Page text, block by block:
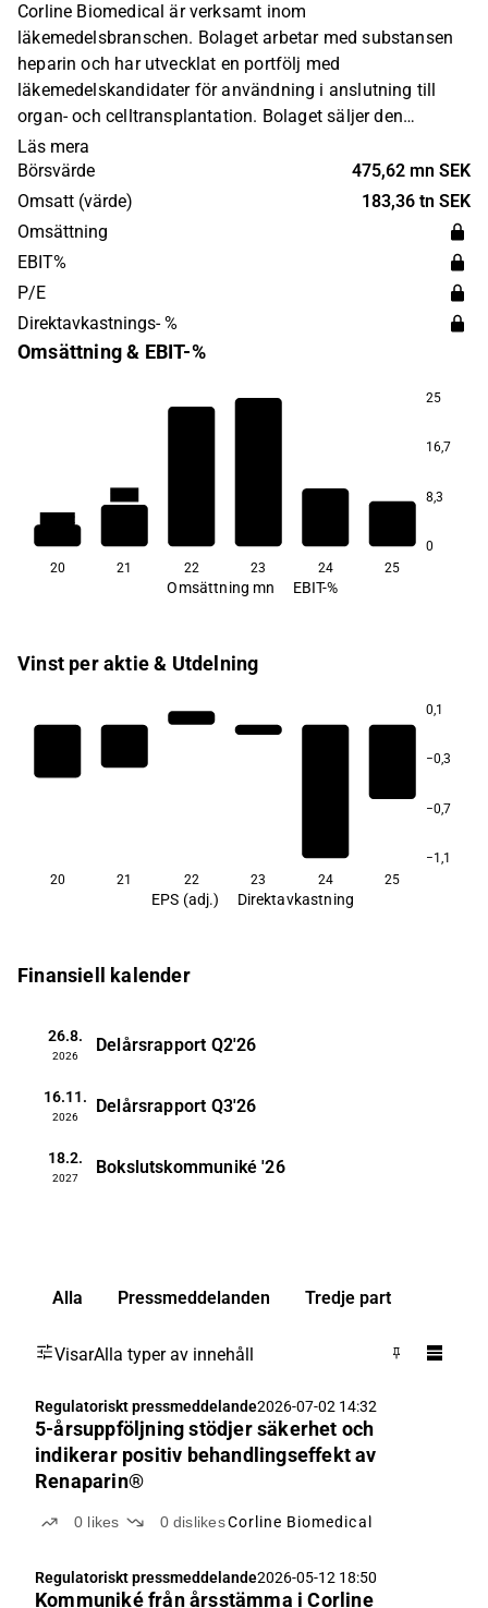
Corline Biomedical är verksamt inom
läkemedelsbranschen. Bolaget arbetar med substansen
heparin och har utvecklat en portfölj med
läkemedelskandidater för användning i anslutning till
organ- och celltransplantation. Bolaget säljer den
egenutvecklade produkten CHS™ till medicinteknikkunder,
samt utvecklar Renaparin® för användning i regenerativ
medicin och organtransplantation. Bolaget har sitt
huvudkontor i Uppsala.
Läs mera
Börsvärde
475,62 mn SEK
Omsatt (värde)
183,36 tn SEK
Omsättning
EBIT%
P/E
Direktavkastnings- %
Omsättning & EBIT-%
25
16,7
8,3
0
−197,2
20 21 22 23 24 25
Omsättning mn EBIT-%
Vinst per aktie & Utdelning
0,1
−0,3
−0,7
−1,1
20
21 22 23 24 25
EPS (adj.) Direktavkastning
Finansiell kalender
26.8.
2026
Delårsrapport Q2'26
16.11.
2026
Delårsrapport Q3'26
18.2.
2027
Bokslutskommuniké '26
Alla Pressmeddelanden Tredje part
VisarAlla typer av innehåll
Regulatoriskt pressmeddelande2026-07-02 14:32
5-årsuppföljning stödjer säkerhet och
indikerar positiv behandlingseffekt av
Renaparin®
0 likes 0 dislikesCorline Biomedical
Regulatoriskt pressmeddelande2026-05-12 18:50
Kommuniké från årsstämma i Corline